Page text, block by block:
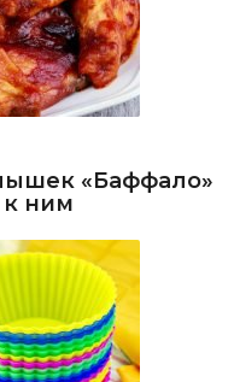
«Баффало»
к ним